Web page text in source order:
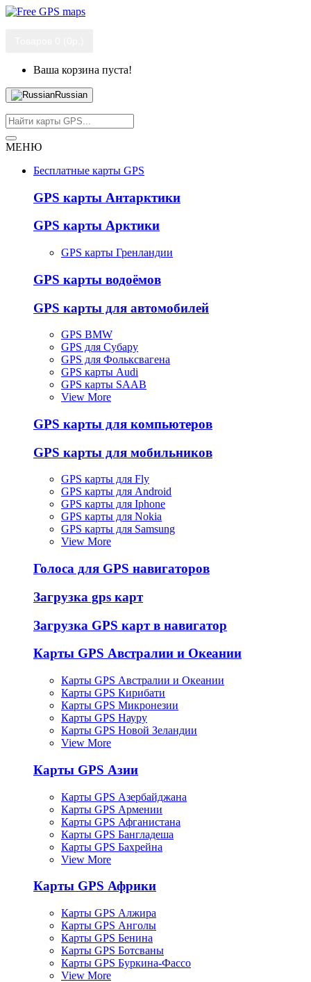
Ваша корзина пуста!
Russian
МЕНЮ
Бесплатные карты GPS
GPS карты Антарктики
GPS карты Арктики
GPS карты Гренландии
GPS карты водоёмов
GPS карты для автомобилей
GPS BMW
GPS для Субару
GPS для Фольксвагена
GPS карты Audi
GPS карты SAAB
View More
GPS карты для компьютеров
GPS карты для мобильников
GPS карты для Fly
GPS карты для Android
GPS карты для Iphone
GPS карты для Nokia
GPS карты для Samsung
View More
Голоса для GPS навигаторов
Загрузка gps карт
Загрузка GPS карт в навигатор
Карты GPS Австралии и Океании
Карты GPS Австралии и Океании
Карты GPS Кирибати
Карты GPS Микронезии
Карты GPS Науру
Карты GPS Новой Зеландии
View More
Карты GPS Азии
Карты GPS Азербайджана
Карты GPS Армении
Карты GPS Афганистана
Карты GPS Бангладеша
Карты GPS Бахрейна
View More
Карты GPS Африки
Карты GPS Алжира
Карты GPS Анголы
Карты GPS Бенина
Карты GPS Ботсваны
Карты GPS Буркина-Фассо
View More